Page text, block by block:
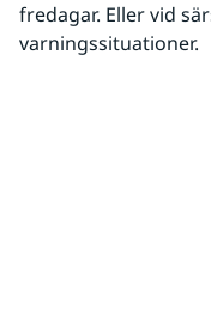
fredagar. Eller vid
varningssituationer.